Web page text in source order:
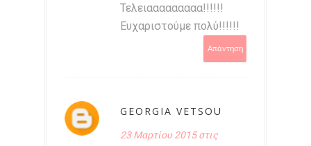
Τελειααααααααα!!!!!!
Ευχαριστούμε πολύ!!!!!!
Απάντηση
GEORGIA VETSOU
23 Μαρτίου 2015 στις